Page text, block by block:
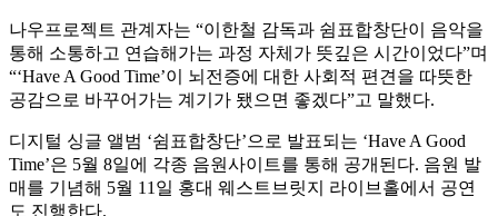
나우프로젝트 관계자는 “이한철 감독과 쉼표합창단이 음악을
통해 소통하고 연습해가는 과정 자체가 뜻깊은 시간이었다”며
“‘Have A Good Time’이 뇌전증에 대한 사회적 편견을 따뜻한
공감으로 바꾸어가는 계기가 됐으면 좋겠다”고 말했다.
디지털 싱글 앨범 ‘쉼표합창단’으로 발표되는 ‘Have A Good
Time’은 5월 8일에 각종 음원사이트를 통해 공개된다. 음원 발
매를 기념해 5월 11일 홍대 웨스트브릿지 라이브홀에서 공연
도 진행한다.